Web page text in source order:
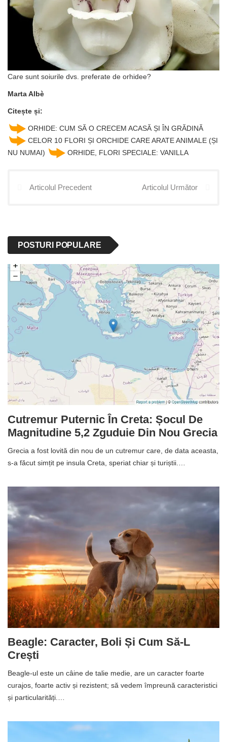
Care sunt soiurile dvs. preferate de orhidee?
Marta Albè
Citește și:
ORHIDE: CUM SĂ O CRECEM ACASĂ ȘI ÎN GRĂDINĂ
CELOR 10 FLORI ȘI ORCHIDE CARE ARATE ANIMALE (ȘI
NU NUMAI)
ORHIDE, FLORI SPECIALE: VANILLA
Articolul Precedent Articolul Următor
POSTURI POPULARE
Cutremur Puternic În Creta: Șocul De
Magnitudine 5,2 Zguduie Din Nou Grecia
Grecia a fost lovită din nou de un cutremur care, de data aceasta,
s-a făcut simțit pe insula Creta, speriat chiar și turiștii.…
Beagle: Caracter, Boli Și Cum Să-L
Crești
Beagle-ul este un câine de talie medie, are un caracter foarte
curajos, foarte activ și rezistent; să vedem împreună caracteristici
și particularități.…